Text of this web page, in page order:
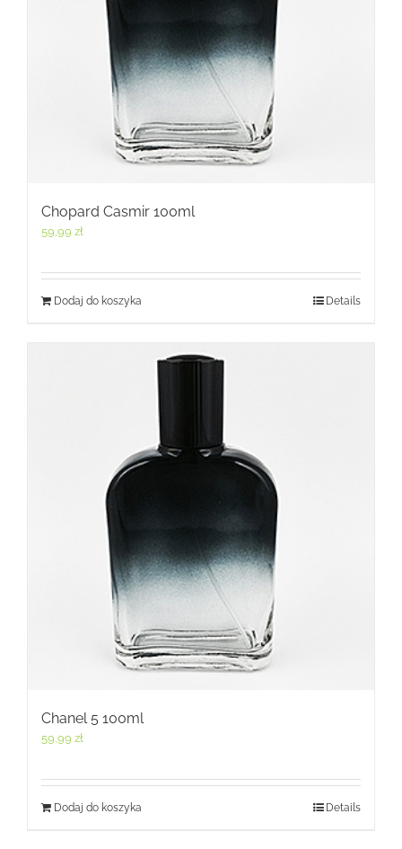
Chopard Casmir 100ml
59,99 zł
Dodaj do koszyka Details
Chanel 5 100ml
59,99 zł
Dodaj do koszyka Details